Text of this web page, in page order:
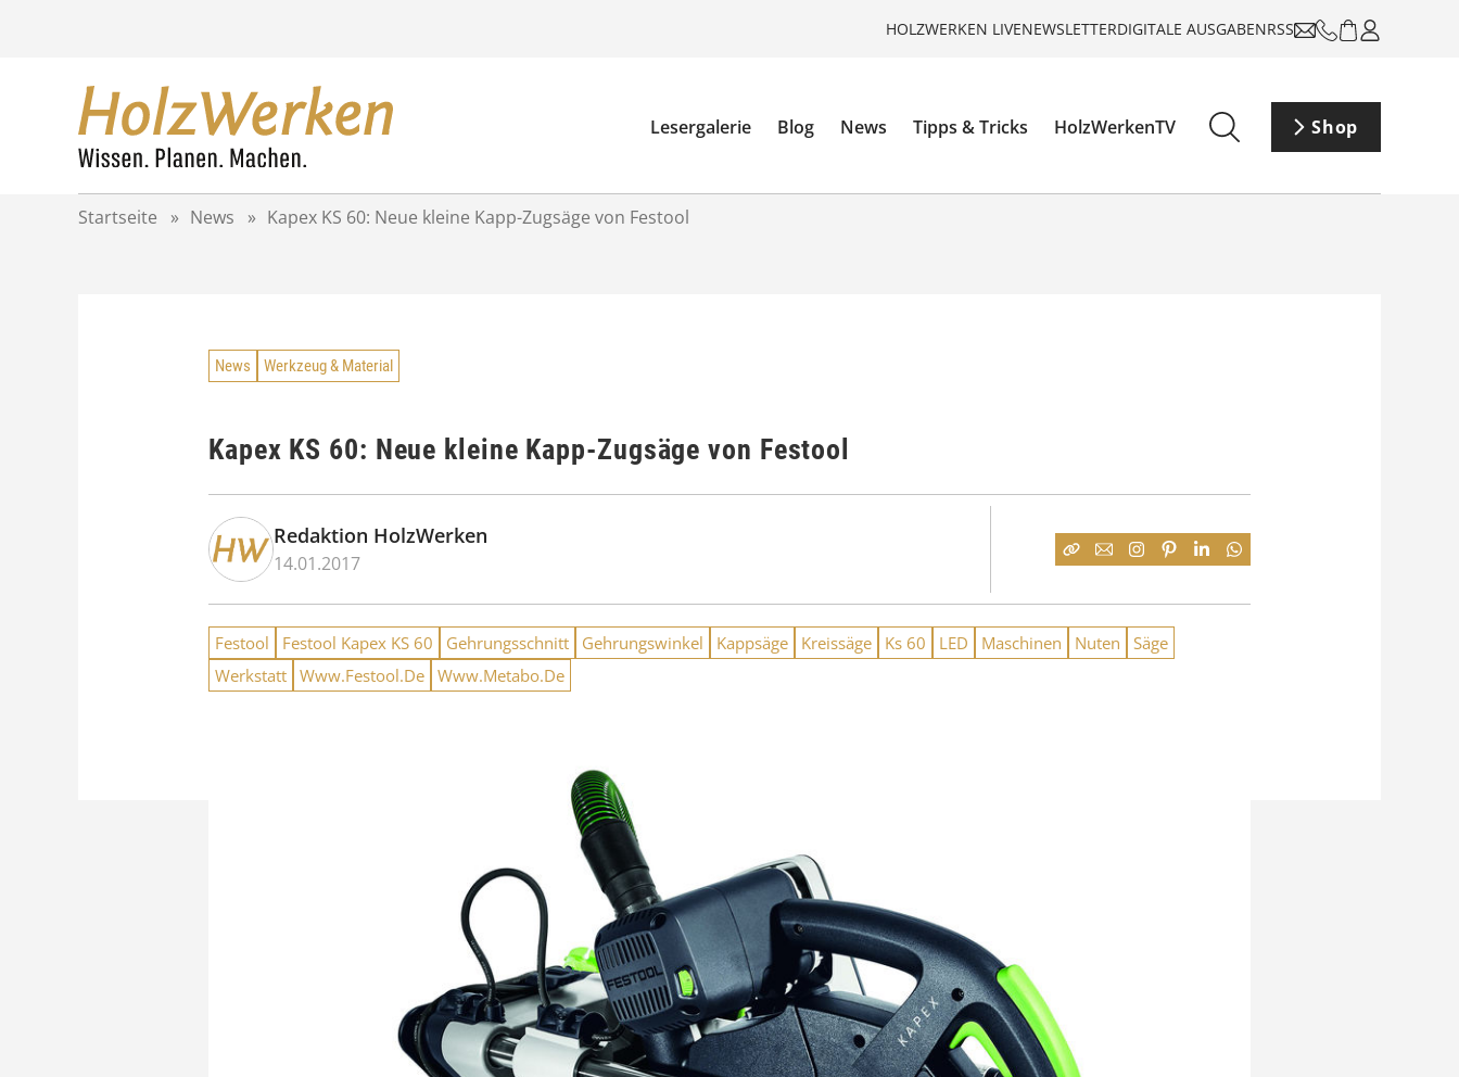
HOLZWERKEN LIVENEWSLETTERDIGITALE AUSGABENRSS
Lesergalerie Blog News Tipps & Tricks HolzWerkenTV Shop
Startseite » News » Kapex KS 60: Neue kleine Kapp-Zugsäge von Festool
News Werkzeug & Material
Kapex KS 60: Neue kleine Kapp-Zugsäge von Festool
Redaktion HolzWerken
14.01.2017
Festool Festool Kapex KS 60 Gehrungsschnitt Gehrungswinkel Kappsäge Kreissäge Ks 60 LED Maschinen Nuten
Säge
Werkstatt Www.Festool.De Www.Metabo.De